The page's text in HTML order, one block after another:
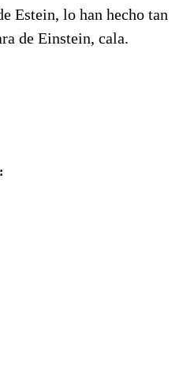
Estein, lo han hecho tan
de Einstein, cala.